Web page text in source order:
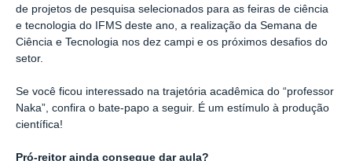
de projetos de pesquisa selecionados para as feiras de ciência
e tecnologia do IFMS deste ano, a realização da Semana de
Ciência e Tecnologia nos dez campi e os próximos desafios do
setor.
Se você ficou interessado na trajetória acadêmica do “professor
Naka”, confira o bate-papo a seguir. É um estímulo à produção
científica!
Pró-reitor ainda consegue dar aula?